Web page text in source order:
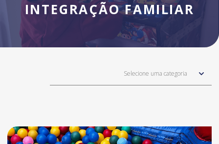
INTEGRAÇÃO FAMILIAR
Selecione uma categoria